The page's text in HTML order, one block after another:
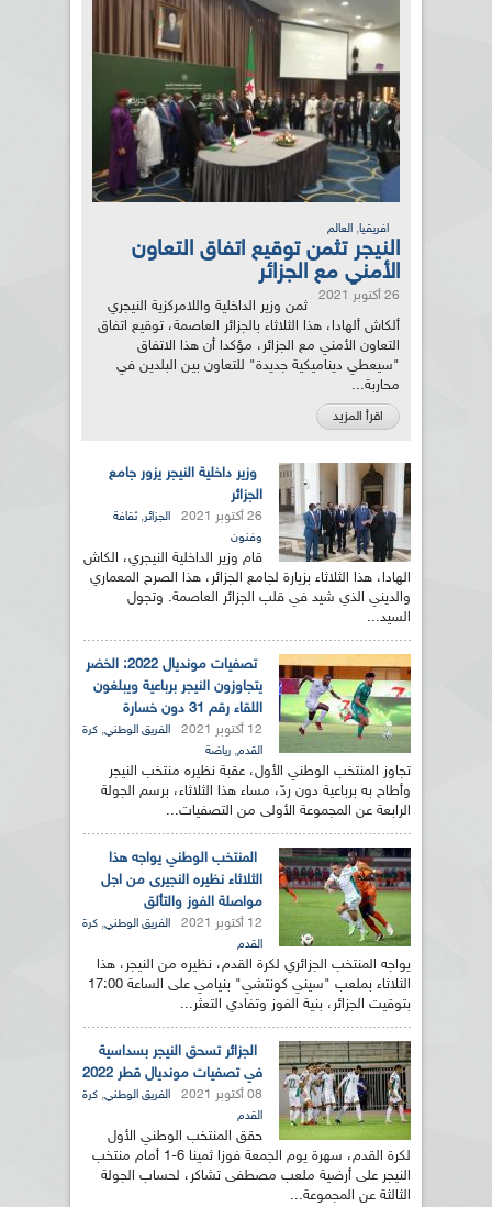
افريقيا, العالم
النيجر تثمن توقيع اتفاق التعاون
الأمني مع الجزائر
26 أكتوبر 2021
ثمن وزير الداخلية واللامركزية النيجري
ألكاش ألهادا، هذا الثلاثاء بالجزائر العاصمة، توقيع اتفاق
التعاون الأمني مع الجزائر، مؤكدا أن هذا الاتفاق
"سيعطي ديناميكية جديدة" للتعاون بين البلدين في
محاربة...
اقرأ المزيد
وزير داخلية النيجر يزور جامع
الجزائر
26 أكتوبر 2021 الجزائر,ثقافة
وفنون
قام وزير الداخلية النيجري، الكاش
الهادا، هذا الثلاثاء بزيارة لجامع الجزائر، هذا الصرح المعماري
والديني الذي شيد في قلب الجزائر العاصمة. وتجول
السيد...
تصفيات مونديال 2022: الخضر
يتجاوزون النيجر برباعية ويبلغون
اللقاء رقم 31 دون خسارة
12 أكتوبر 2021 الفريق الوطني, كرة
القدم, رياضة
تجاوز المنتخب الوطني الأول، عقبة نظيره منتخب النيجر
وأطاح به برباعية دون ردّ، مساء هذا الثلاثاء، برسم الجولة
الرابعة عن المجموعة الأولى من التصفيات...
المنتخب الوطني يواجه هذا
الثلاثاء نظيره النجيرى من اجل
مواصلة الفوز والتألق
12 أكتوبر 2021 الفريق الوطني, كرة
القدم
يواجه المنتخب الجزائري لكرة القدم، نظيره من النيجر، هذا
الثلاثاء بملعب "سيني كونتشي" بنيامي على الساعة 17:00
بتوقيت الجزائر، بنية الفوز وتفادي التعثر...
الجزائر تسحق النيجر بسداسية
في تصفيات مونديال قطر 2022
08 أكتوبر 2021 الفريق الوطني, كرة
القدم
حقق المنتخب الوطني الأول
لكرة القدم، سهرة يوم الجمعة فوزا ثمينا 6-1 أمام منتخب
النيجر على أرضية ملعب مصطفى تشاكر، لحساب الجولة
الثالثة عن المجموعة...